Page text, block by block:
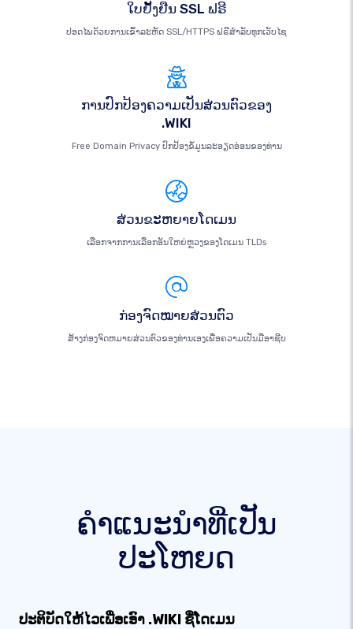
ໃບຢັ້ງຢືນ SSL ຟຣີ
ປອດໄພດ້ວຍການເຂົ້າລະຫັດ SSL/HTTPS ຟຣີສຳລັບທຸກເວັບໄຊ
ການປົກປ້ອງຄວາມເປັນສ່ວນຕົວຂອງ
.WIKI
Free Domain Privacy ປົກປ້ອງຂໍ້ມູນລະອຽດອ່ອນຂອງທ່ານ
ສ່ວນຂະຫຍາຍໂດເມນ
ເລືອກຈາກການເລືອກອັນໃຫຍ່ຫຼວງຂອງໂດເມນ TLDs
ກ່ອງຈົດໝາຍສ່ວນຕົວ
ສ້າງກ່ອງຈົດຫມາຍສ່ວນຕົວຂອງທ່ານເອງເພື່ອຄວາມເປັນມືອາຊີບ
ຄໍາແນະນໍາທີ່ເປັນ
ປະໂຫຍດ
ປະຕິບັດໃຫ້ໄວເພື່ອເອົາ .WIKI ຊື່ໂດເມນ